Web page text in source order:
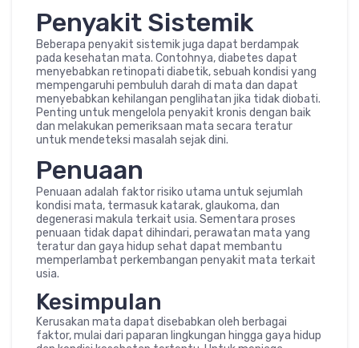
Penyakit Sistemik
Beberapa penyakit sistemik juga dapat berdampak
pada kesehatan mata. Contohnya, diabetes dapat
menyebabkan retinopati diabetik, sebuah kondisi yang
mempengaruhi pembuluh darah di mata dan dapat
menyebabkan kehilangan penglihatan jika tidak diobati.
Penting untuk mengelola penyakit kronis dengan baik
dan melakukan pemeriksaan mata secara teratur
untuk mendeteksi masalah sejak dini.
Penuaan
Penuaan adalah faktor risiko utama untuk sejumlah
kondisi mata, termasuk katarak, glaukoma, dan
degenerasi makula terkait usia. Sementara proses
penuaan tidak dapat dihindari, perawatan mata yang
teratur dan gaya hidup sehat dapat membantu
memperlambat perkembangan penyakit mata terkait
usia.
Kesimpulan
Kerusakan mata dapat disebabkan oleh berbagai
faktor, mulai dari paparan lingkungan hingga gaya hidup